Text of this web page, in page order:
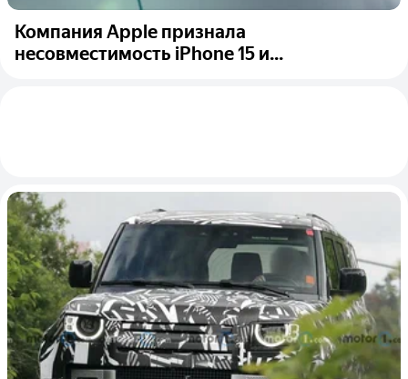
Компания Apple признала
несовместимость iPhone 15 и...